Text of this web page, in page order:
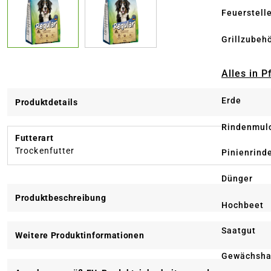
Alles in
Erde
Dünger
Hochbeet
Saatgut
Produktdetails
Futterart
Trockenfutter
Produktbeschreibung
Weitere Produktinformationen